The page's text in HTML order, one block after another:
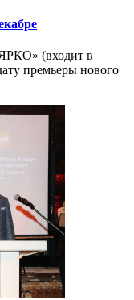
(входит в
премьеры нового